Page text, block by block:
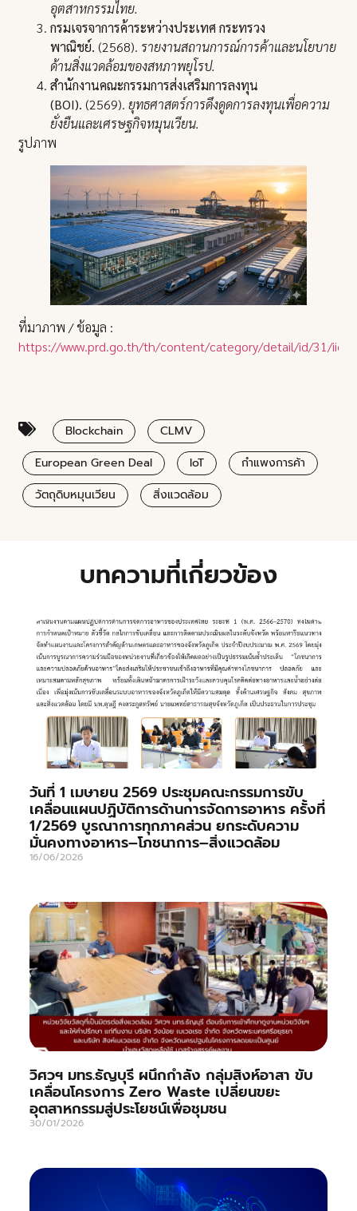
อุตสาหกรรมไทย.
กรมเจรจาการค้าระหว่างประเทศ กระทรวง
พาณิชย์. (2568). รายงานสถานการณ์การค้าและนโยบาย
ด้านสิ่งแวดล้อมของสหภาพยุโรป.
สำนักงานคณะกรรมการส่งเสริมการลงทุน
(BOI). (2569).ยุทธศาสตร์การดึงดูดการลงทุนเพื่อความ
ยั่งยืนและเศรษฐกิจหมุนเวียน.
รูปภาพ
ที่มาภาพ / ข้อมูล :
https://www.prd.go.th/th/content/category/detail/id/31/iid/
Blockchain
CLMV
European Green Deal
IoT
กำแพงการค้า
วัตถุดิบหมุนเวียน
สิ่งแวดล้อม
บทความที่เกี่ยวข้อง
วันที่ 1 เมษายน 2569 ประชุมคณะกรรมการขับ
เคลื่อนแผนปฏิบัติการด้านการจัดการอาหาร ครั้งที่
1/2569 บูรณาการทุกภาคส่วน ยกระดับความ
มั่นคงทางอาหาร–โภชนาการ–สิ่งแวดล้อม
16/06/2026
วิศวฯ มทร.ธัญบุรี ผนึกกำลัง กลุ่มสิงห์อาสา ขับ
เคลื่อนโครงการ Zero Waste เปลี่ยนขยะ
อุตสาหกรรมสู่ประโยชน์เพื่อชุมชน
30/01/2026